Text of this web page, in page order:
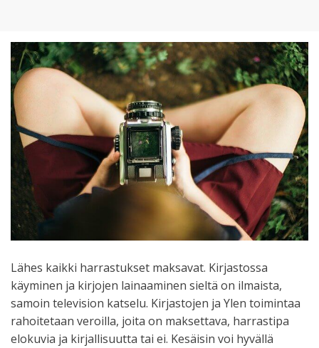
Lähes kaikki harrastukset maksavat. Kirjastossa
käyminen ja kirjojen lainaaminen sieltä on ilmaista,
samoin television katselu. Kirjastojen ja Ylen toimintaa
rahoitetaan veroilla, joita on maksettava, harrastipa
elokuvia ja kirjallisuutta tai ei. Kesäisin voi hyvällä